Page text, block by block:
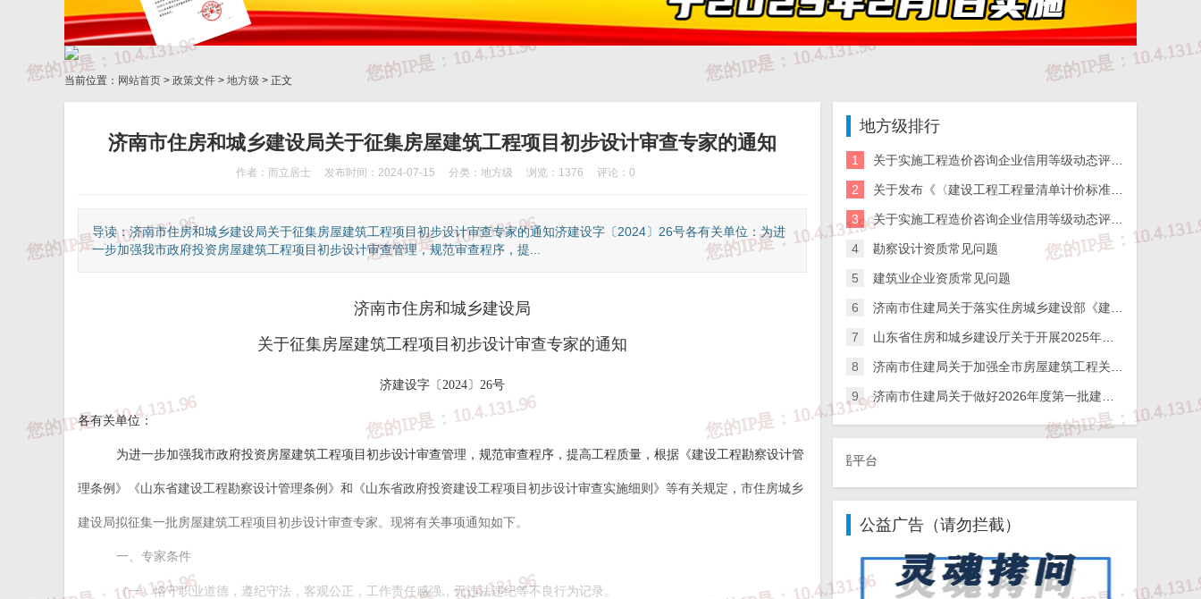
当前位置： 网站首页 > 政策文件 > 地方级 > 正文
济南市住房和城乡建设局关于征集房屋建筑工程项目初步设计审查专家的通知
作者：而立居士 发布时间：2024-07-15 分类： 地方级 浏览：1376 评论：0
导读：济南市住房和城乡建设局关于征集房屋建筑工程项目初步设计审查专家的通知济建设字〔2024〕26号各有关单位：为进
一步加强我市政府投资房屋建筑工程项目初步设计审查管理，规范审查程序，提...
济南市住房和城乡建设局
关于征集房屋建筑工程项目初步设计审查专家的通知
济建设字〔2024〕26号
各有关单位：
为进一步加强我市政府投资房屋建筑工程项目初步设计审查管理，规范审查程序，提高工程质量，根据《建设工程勘察设计管
理条例》《山东省建设工程勘察设计管理条例》和《山东省政府投资建设工程项目初步设计审查实施细则》等有关规定，市住房城乡
建设局拟征集一批房屋建筑工程项目初步设计审查专家。现将有关事项通知如下。
一、专家条件
（一）恪守职业道德，遵纪守法，客观公正，工作责任感强，无违法违纪等不良行为记录。
地方级排行
1 关于实施工程造价咨询企业信用等级动态评价的通知
2 关于发布《〈建设工程工程量清单计价标准〉实施指引》的通知
3 关于实施工程造价咨询企业信用等级动态评价的通知
4 勘察设计资质常见问题
5 建筑业企业资质常见问题
6 济南市住建局关于落实住房城乡建设部《建筑施工企业、工程项目安全生产管理机构设置及安全生产管理人员配备办法》的通知
7 山东省住房和城乡建设厅关于开展2025年度全省检测机构第二次能力验证工作的通知
8 济南市住建局关于加强全市房屋建筑工程关键岗位人员到岗履职数字化监管的通知
9 济南市住建局关于做好2026年度第一批建筑施工企业安全生产管理人员考试报名工作的通知
公益广告（请勿拦截）